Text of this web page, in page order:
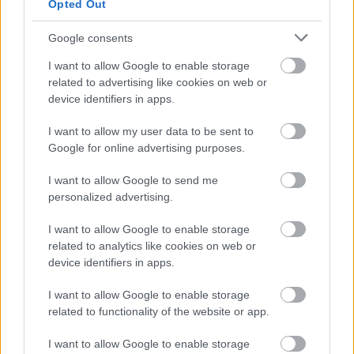
Opted Out
Google consents
I want to allow Google to enable storage
related to advertising like cookies on web or
device identifiers in apps.
I want to allow my user data to be sent to
Google for online advertising purposes.
I want to allow Google to send me
personalized advertising.
I want to allow Google to enable storage
related to analytics like cookies on web or
device identifiers in apps.
I want to allow Google to enable storage
related to functionality of the website or app.
I want to allow Google to enable storage
Bejárható a paksi bővítés: virtuális séta az atomerőmű